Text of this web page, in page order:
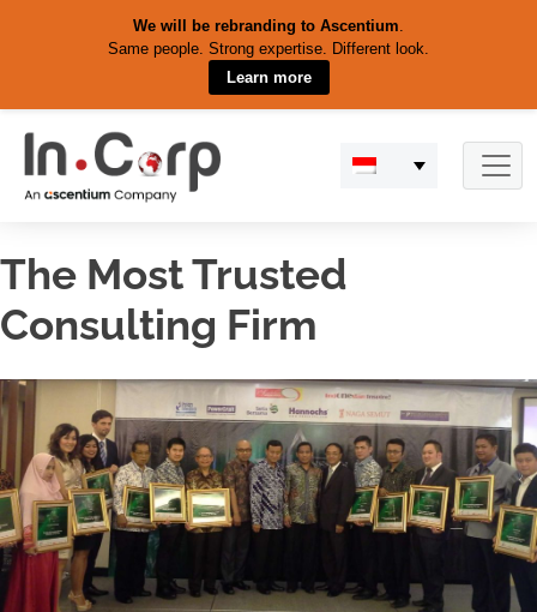
We will be rebranding to Ascentium.
Same people. Strong expertise. Different look.
Learn more
content
The Most Trusted
Consulting Firm